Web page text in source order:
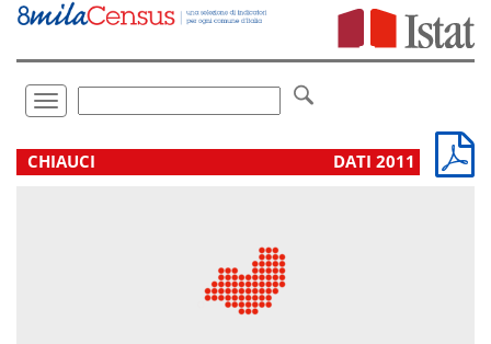
Vai
direttamente
Toggle
navigation
.
CHIAUCI DATI 2011